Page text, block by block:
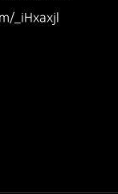
_iHxaxjl